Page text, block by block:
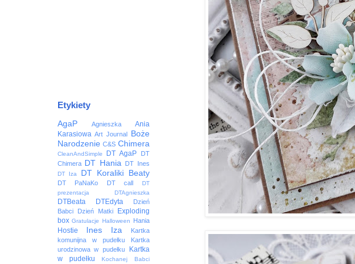
Etykiety
AgaP Agnieszka
Ania
Karasiowa Art Journal
Boże
Narodzenie C&S Chimera
CleanAndSimple DT AgaP
DT
Chimera DT Hania DT Ines
DT Iza DT Koraliki Beaty
DT PaNaKo DT call
DT
prezentacja
DTAgnieszka
DTBeata DTEdyta
Dzień
Babci
Dzień Matki
Exploding
box Gratulacje Halloween Hania
Hostie Ines Iza
Kartka
komunijna w pudełku
Kartka
urodzinowa w pudełku
Kartka
w pudełku
Kochanej Babci